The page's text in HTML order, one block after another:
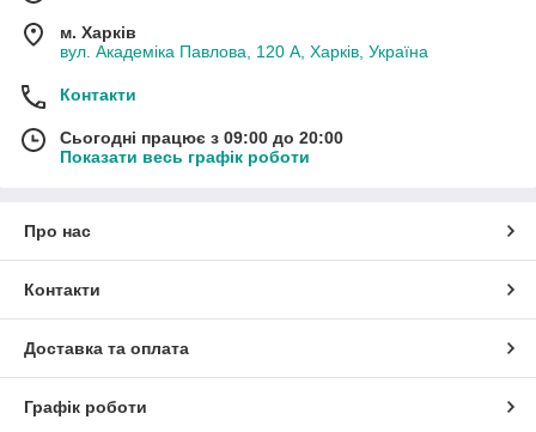
м. Харків
вул. Академіка Павлова, 120 А, Харків, Україна
Контакти
Сьогодні працює з 09:00 до 20:00
Показати весь графік роботи
Про нас
Контакти
Доставка та оплата
Графік роботи